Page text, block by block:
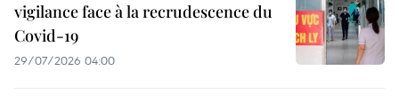
vigilance face à la recrudescence du
Covid-19
29/07/2026 04:00